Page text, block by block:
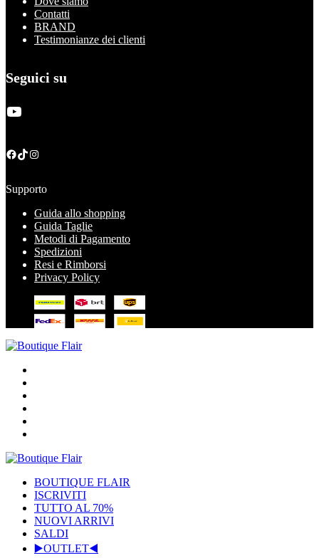
Contatti
BRAND
Testimonianze dei clienti
Seguici su
YouTube
Facebook TikTok Instagram
Supporto
Guida allo shopping
Guida Taglie
Metodi di Pagamento
Spedizioni
Resi e Rimborsi
Privacy Policy
BOUTIQUE FLAIR
ISCRIVITI
TUTTO AL 70%
NUOVI ARRIVI
SALDI
▶️OUTLET◀️